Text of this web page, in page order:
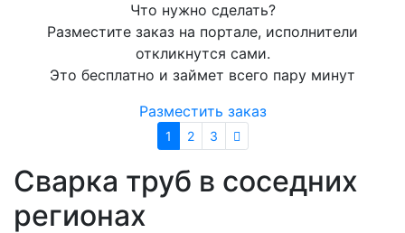
Что нужно сделать?
Разместите заказ на портале, исполнители
откликнутся сами.
Это бесплатно и займет всего пару минут
Разместить заказ
1 2 3
Сварка труб в соседних
регионах